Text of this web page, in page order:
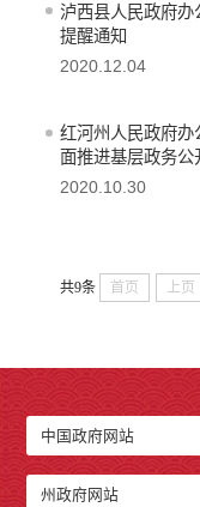
泸西县人民政府
提醒通知
2020.12.04
红河州人民政府
面推进基层政务公
2020.10.30
共9条 首页 上页
中国政府网站
州政府网站